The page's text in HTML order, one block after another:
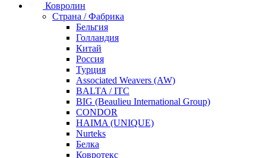
Ковролин
Страна / Фабрика
Бельгия
Голландия
Китай
Россия
Турция
Associated Weavers (AW)
BALTA / ITC
BIG (Beaulieu International Group)
CONDOR
HAIMA (UNIQUE)
Nurteks
Белка
Ковротекс